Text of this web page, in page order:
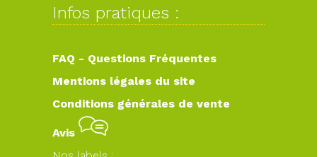
Infos pratiques :
FAQ - Questions Fréquentes
Mentions légales du site
Conditions générales de vente
Avis